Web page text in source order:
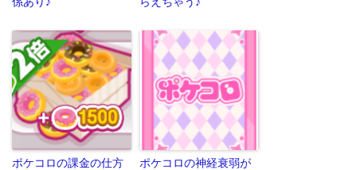
ポケコロの課金の仕方
ポケコロの神経衰弱が